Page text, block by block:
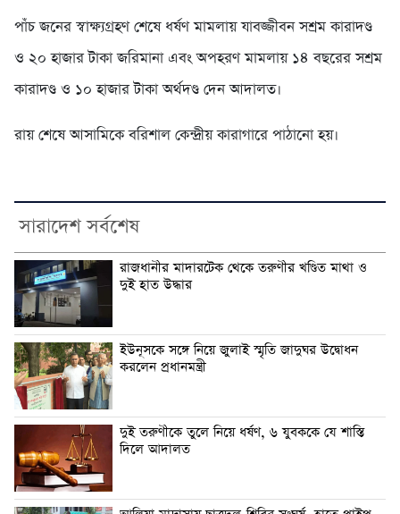
পাঁচ জনের স্বাক্ষ্যগ্রহণ শেষে ধর্ষণ মামলায় যাবজ্জীবন সশ্রম কারাদণ্ড
ও ২০ হাজার টাকা জরিমানা এবং অপহরণ মামলায় ১৪ বছরের সশ্রম
কারাদণ্ড ও ১০ হাজার টাকা অর্থদণ্ড দেন আদালত।
রায় শেষে আসামিকে বরিশাল কেন্দ্রীয় কারাগারে পাঠানো হয়।
সারাদেশ সর্বশেষ
রাজধানীর মাদারটেক থেকে তরুণীর খণ্ডিত মাথা ও
দুই হাত উদ্ধার
ইউনূসকে সঙ্গে নিয়ে জুলাই স্মৃতি জাদুঘর উদ্বোধন
করলেন প্রধানমন্ত্রী
দুই তরুণীকে তুলে নিয়ে ধর্ষণ, ৬ যুবককে যে শাস্তি
দিলে আদালত